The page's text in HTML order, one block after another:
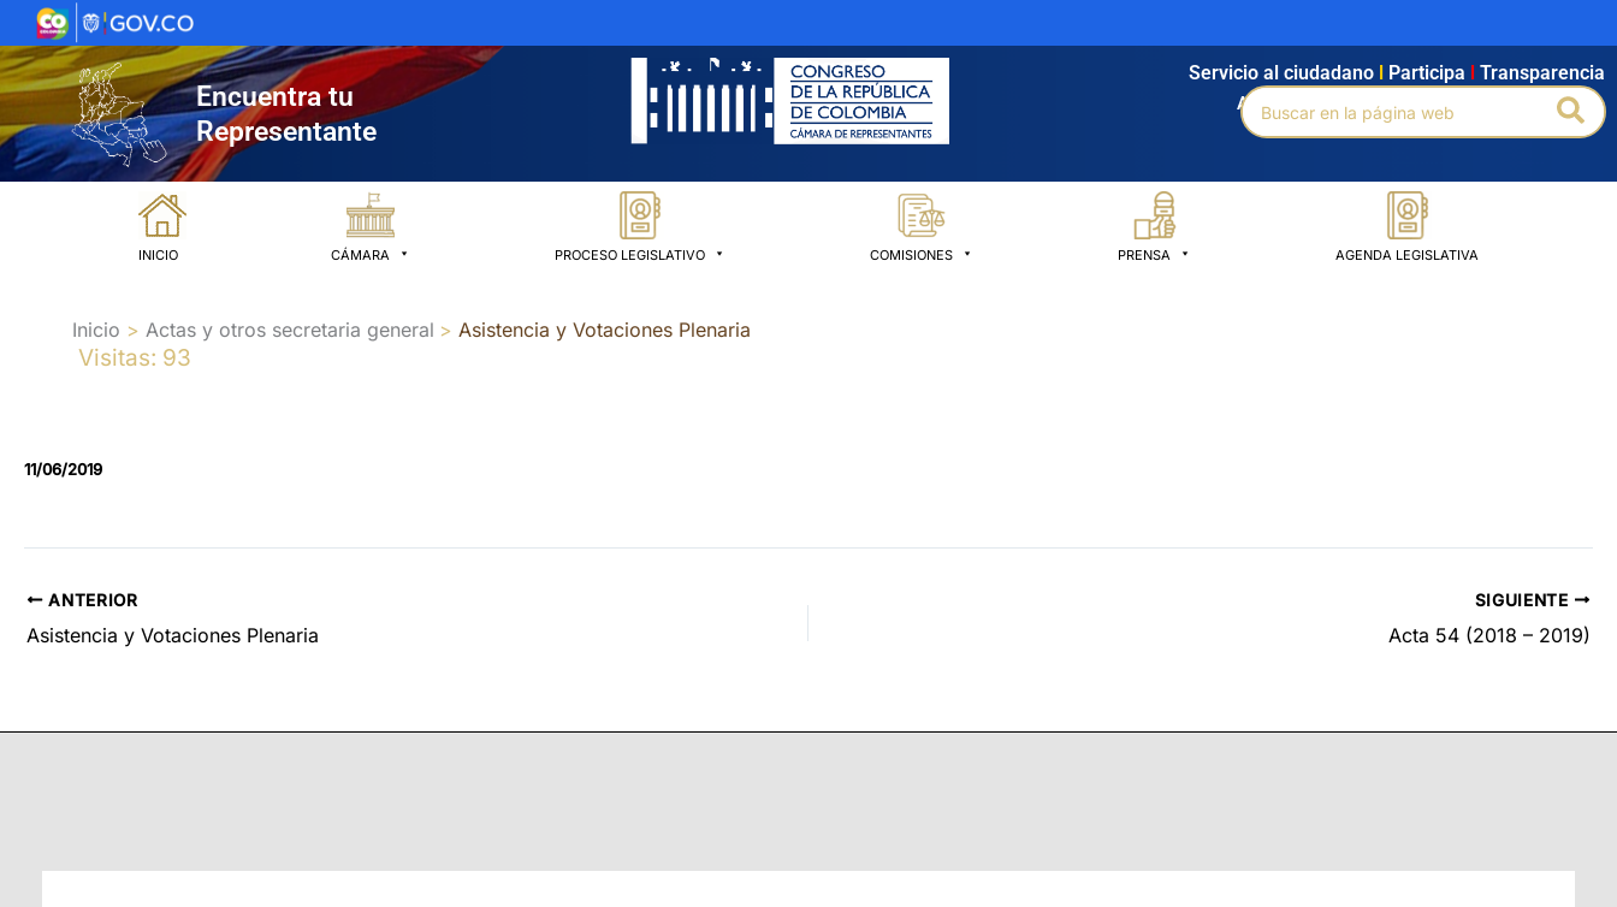
al
contenido
Encuentra tu
Representante
Agendamiento Intranet Búsqueda avanzada
Servicio al ciudadano Participa Transparencia
Buscar
por:
INICIO CÁMARA PROCESO LEGISLATIVO COMISIONES PRENSA AGENDA LEGISLATIVA
Inicio Actas y otros secretaria general Asistencia y Votaciones Plenaria
Visitas: 93
11/06/2019
ANTERIOR
Asistencia y Votaciones Plenaria
SIGUIENTE
Acta 54 (2018 – 2019)